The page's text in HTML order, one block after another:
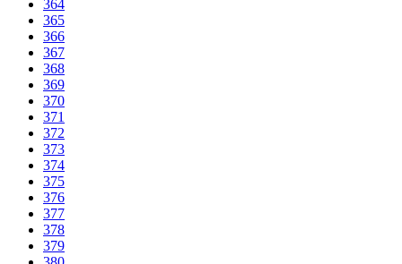
364
365
366
367
368
369
370
371
372
373
374
375
376
377
378
379